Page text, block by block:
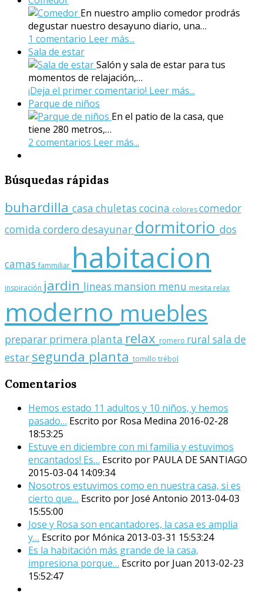
En nuestro amplio comedor prodrás
degustar nuestro desayuno diario, una…
1 comentario Leer más...
Sala de estar
Salón y sala de estar para tus
momentos de relajación,…
¡Deja el primer comentario! Leer más...
Parque de niños
En el patio de la casa, que
tiene 280 metros,…
2 comentarios Leer más...
Búsquedas rápidas
buhardilla casa chuletas cocina colorescomedor
comida cordero desayunar dormitorio dos
camasfammiliar habitacion
inspiración jardin lineas mansion menu mesita relax
moderno muebles
preparar primera planta relax romero rural sala de
estar segunda planta tomillo trébol
Comentarios
Hemos estado 11 adultos y 10 niños, y hemos
pasado… Escrito por Rosa Medina 2016-02-28
18:53:25
Estuve en diciembre con mi familia y estuvimos
encantados! Es… Escrito por PAULA DE SANTIAGO
2015-03-04 14:09:34
Nosotros estuvimos como en nuestra casa, si es
cierto que… Escrito por José Antonio 2013-04-03
15:55:00
Jose y Rosa son encantadores, la casa es amplia
y… Escrito por Mónica 2013-03-31 15:53:24
Es la habitación más grande de la casa,
impresiona porque… Escrito por Juan 2013-02-23
15:52:47